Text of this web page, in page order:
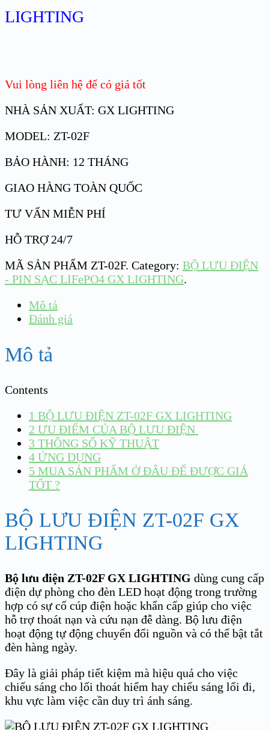
LIGHTING
Vui lòng liên hệ để có giá tốt
NHÀ SẢN XUẤT: GX LIGHTING
MODEL: ZT-02F
BẢO HÀNH: 12 THÁNG
GIAO HÀNG TOÀN QUỐC
TƯ VẤN MIỄN PHÍ
HỖ TRỢ 24/7
MÃ SẢN PHẨM ZT-02F. Category: BỘ LƯU ĐIỆN
- PIN SẠC LIFePO4 GX LIGHTING.
Mô tả
Đánh giá
Mô tả
Contents
1 BỘ LƯU ĐIỆN ZT-02F GX LIGHTING
2 ƯU ĐIỂM CỦA BỘ LƯU ĐIỆN
3 THÔNG SỐ KỸ THUẬT
4 ỨNG DỤNG
5 MUA SẢN PHẨM Ở ĐÂU ĐỂ ĐƯỢC GIÁ
TỐT ?
BỘ LƯU ĐIỆN ZT-02F GX
LIGHTING
Bộ lưu điện ZT-02F GX LIGHTING dùng cung cấp
điện dự phòng cho đèn LED hoạt động trong trường
hợp có sự cố cúp điện hoặc khẩn cấp giúp cho việc
hỗ trợ thoát nạn và cứu nạn đễ dàng. Bộ lưu điện
hoạt động tự động chuyển đổi nguồn và có thể bật tắt
đèn hàng ngày.
Đây là giải pháp tiết kiệm mà hiệu quả cho việc
chiếu sáng cho lối thoát hiểm hay chiếu sáng lối đi,
khu vực làm việc cần duy trì ánh sáng.